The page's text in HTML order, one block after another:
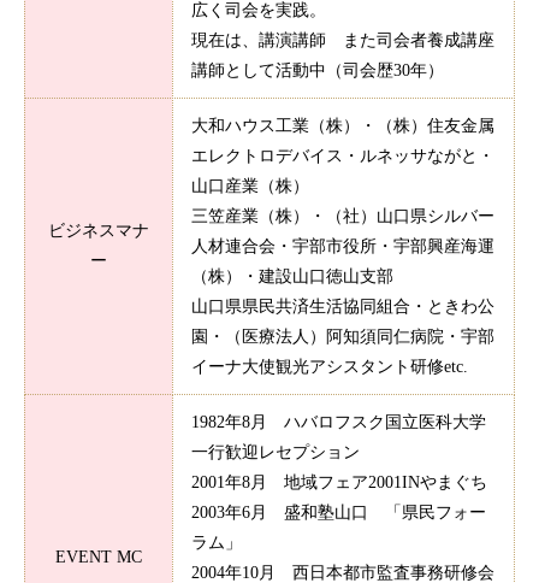
広く司会を実践。
現在は、講演講師 また司会者養成講座
講師として活動中（司会歴30年）
ビジネスマナ
ー
大和ハウス工業（株）・（株）住友金属
エレクトロデバイス・ルネッサながと・
山口産業（株）
三笠産業（株）・（社）山口県シルバー
人材連合会・宇部市役所・宇部興産海運
（株）・建設山口徳山支部
山口県県民共済生活協同組合・ときわ公
園・（医療法人）阿知須同仁病院・宇部
イーナ大使観光アシスタント研修etc.
EVENT MC
1982年8月 ハバロフスク国立医科大学
一行歓迎レセプション
2001年8月 地域フェア2001INやまぐち
2003年6月 盛和塾山口 「県民フォー
ラム」
2004年10月 西日本都市監査事務研修会